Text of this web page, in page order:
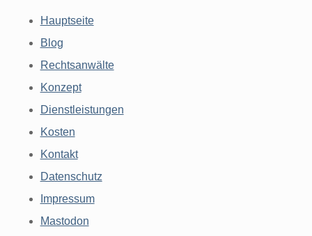
Hauptseite
Blog
Rechtsanwälte
Konzept
Dienstleistungen
Kosten
Kontakt
Datenschutz
Impressum
Mastodon